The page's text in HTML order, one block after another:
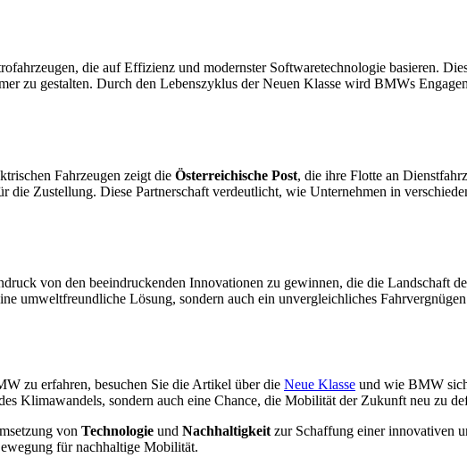
die auf Effizienz und modernster Softwaretechnologie basieren.
zu gestalten. Durch den Lebenszyklus der Neuen Klasse wird BMWs
Fahrzeugen zeigt die Österreichische Post, die ihre Flotte an
Zustellung. Diese Partnerschaft verdeutlicht, wie Unternehmen in
von den beeindruckenden Innovationen zu gewinnen, die die Landschaft
umweltfreundliche Lösung, sondern auch ein unvergleichliches
zu erfahren, besuchen Sie die Artikel über die Neue Klasse und wie BMW
Klimawandels, sondern auch eine Chance, die Mobilität der Zukunft neu zu
von Technologie und Nachhaltigkeit zur Schaffung einer innovativen
für nachhaltige Mobilität.